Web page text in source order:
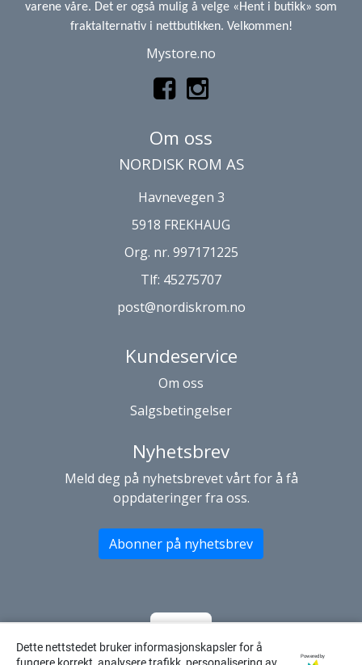
varene våre. Det er også mulig å velge «Hent i butikk» som
fraktalternativ i nettbutikken. Velkommen!
Mystore.no
Om oss
NORDISK ROM AS
Havnevegen 3
5918 FREKHAUG
Org. nr. 997171225
Tlf: 45275707
post@nordiskrom.no
Kundeservice
Om oss
Salgsbetingelser
Nyhetsbrev
Meld deg på nyhetsbrevet vårt for å få
oppdateringer fra oss.
Abonner på nyhetsbrev
Dette nettstedet bruker informasjonskapsler for å
Powered by